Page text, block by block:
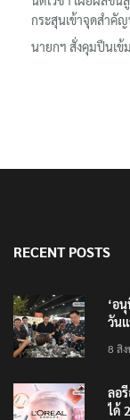
กระสุนเข้าจุดสำคั
นายกฯ สั่งคุมปืนเข้
RECENT POSTS
‘อ
วัน
8 สิ
ลอ
ได้